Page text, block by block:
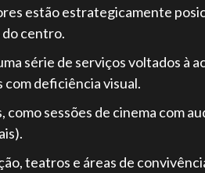
estão estrategicamente
do centro.
série de serviços voltados à
com deficiência visual.
sessões de cinema com
teatros e áreas de